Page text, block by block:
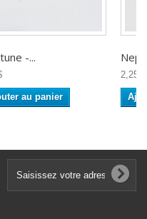
-...
au panier
2,25$